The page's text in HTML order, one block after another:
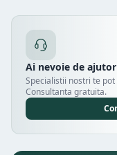
Ai nevoie de
Specialistii nostri te
Consultanta gratuita.